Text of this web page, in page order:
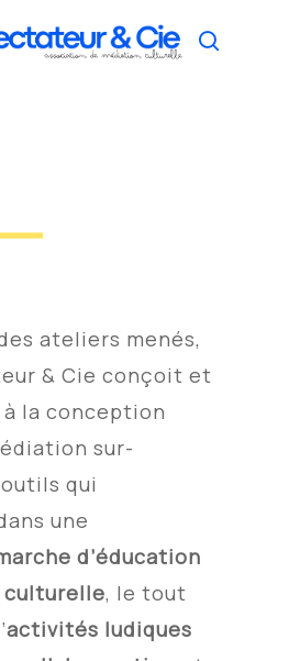
search
ateliers menés,
& Cie conçoit et
la conception
sur-
qui
une
d’éducation
, le tout
activités ludiques